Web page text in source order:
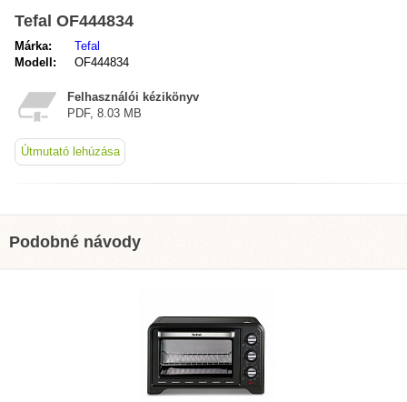
Tefal OF444834
Márka:
Tefal
Modell:
OF444834
Felhasználói kézikönyv
PDF, 8.03 MB
Útmutató lehúzása
Podobné návody